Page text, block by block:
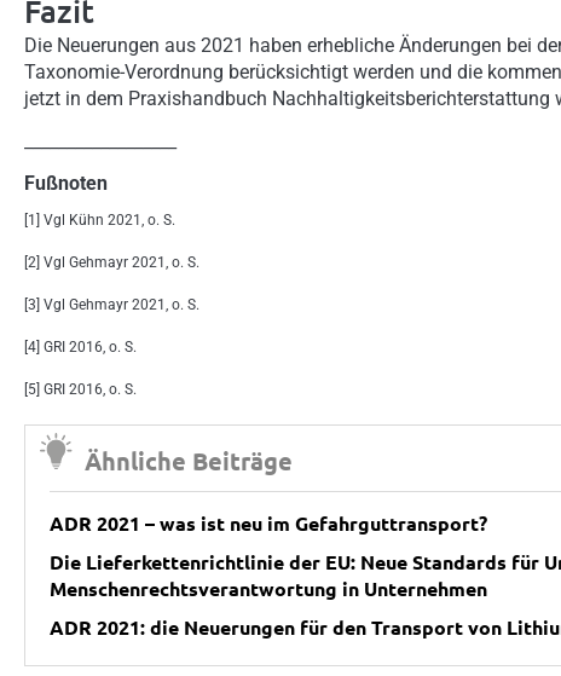
Fazit
Die Neuerungen aus 2021 haben erhebliche Änderungen bei
Taxonomie-Verordnung berücksichtigt werden und die
jetzt in dem Praxishandbuch Nachhaltigkeitsberichterstattung
Fußnoten
[1] Vgl Kühn 2021, o. S.
[2] Vgl Gehmayr 2021, o. S.
[3] Vgl Gehmayr 2021, o. S.
[4] GRI 2016, o. S.
[5] GRI 2016, o. S.
Ähnliche Beiträge
ADR 2021 – was ist neu im Gefahrguttransport?
Die Lieferkettenrichtlinie der EU: Neue Standards für
Menschenrechtsverantwortung in Unternehmen
ADR 2021: die Neuerungen für den Transport von